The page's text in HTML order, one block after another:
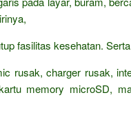
fasilitas kesehatan.
rusak, charger rusak,
memory microSD,